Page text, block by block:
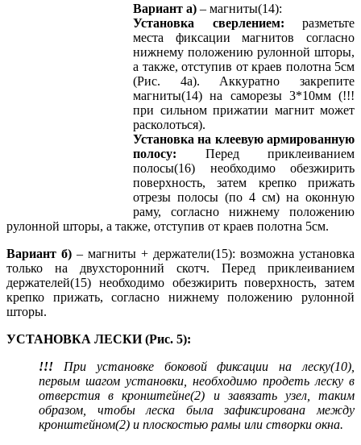
Вариант а) – магниты(14):
Установка сверлением: разметьте
места фиксации магнитов согласно
нижнему положению рулонной шторы,
а также, отступив от краев полотна 5см
(Рис. 4а). Аккуратно закрепите
магниты(14) на саморезы 3*10мм (!!!
при сильном прижатии магнит может
расколоться).
Установка на клеевую армированную
полосу: Перед приклеиванием
полосы(16) необходимо обезжирить
поверхность, затем крепко прижать
отрезы полосы (по 4 см) на оконную
раму, согласно нижнему положению
рулонной шторы, а также, отступив от краев полотна 5см.
Вариант б) – магниты + держатели(15): возможна установка
только на двухсторонний скотч. Перед приклеиванием
держателей(15) необходимо обезжирить поверхность, затем
крепко прижать, согласно нижнему положению рулонной
шторы.
УСТАНОВКА ЛЕСКИ (Рис. 5):
!!! При установке боковой фиксации на леску(10),
первым шагом установки, необходимо продеть леску в
отверстия в кронштейне(2) и завязать узел, таким
образом, чтобы леска была зафиксирована между
кронштейном(2) и плоскостью рамы или створки окна.